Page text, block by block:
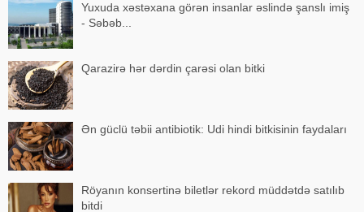
Yuxuda xəstəxana görən insanlar əslində şanslı imiş
- Səbəb...
Qarazirə hər dərdin çarəsi olan bitki
Ən güclü təbii antibiotik: Udi hindi bitkisinin faydaları
Röyanın konsertinə biletlər rekord müddətdə satılıb
bitdi